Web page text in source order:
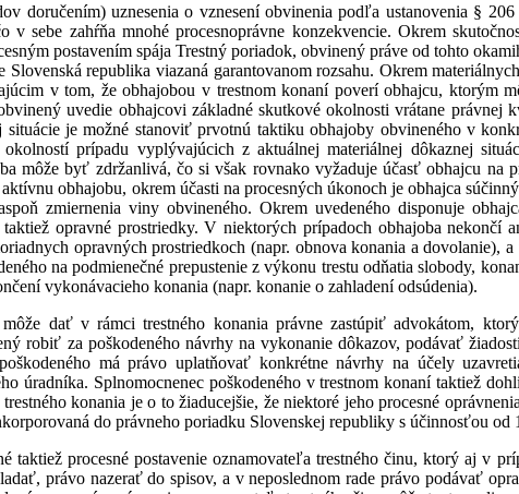
doručením) uznesenia o vznesení obvinenia podľa ustanovenia §
v sebe zahŕňa mnohé procesnoprávne konzekvencie. Okrem
postavením spája Trestný poriadok, obvinený práve od tohto
republika viazaná garantovanom rozsahu. Okrem
v tom, že obhajobou v trestnom konaní poverí obhajcu, ktorým
uvedie obhajcovi základné skutkové okolnosti vrátane
situácie je možné stanoviť prvotnú taktiku obhajoby obvineného v
prípadu vyplývajúcich z aktuálnej materiálnej dôkaznej
môže byť zdržanlivá, čo si však rovnako vyžaduje účasť obhajcu
obhajobu, okrem účasti na procesných úkonoch je obhajca
zmiernenia viny obvineného. Okrem uvedeného disponuje
opravné prostriedky. V niektorých prípadoch obhajoba
opravných prostriedkoch (napr. obnova konania a dovolanie),
na podmienečné prepustenie z výkonu trestu odňatia slobody,
vykonávacieho konania (napr. konanie o zahladení odsúdenia).
dať v rámci trestného konania právne zastúpiť advokátom,
robiť za poškodeného návrhy na vykonanie dôkazov, podávať
má právo uplatňovať konkrétne návrhy na účely
úradníka. Splnomocnenec poškodeného v trestnom konaní taktiež
konania je o to žiaducejšie, že niektoré jeho procesné
do právneho poriadku Slovenskej republiky s účinnosťou od
taktiež procesné postavenie oznamovateľa trestného činu, ktorý aj v
právo nazerať do spisov, a v neposlednom rade právo podávať